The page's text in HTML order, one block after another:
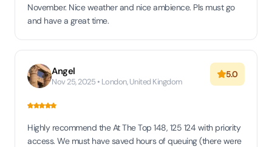
November. Nice weather and nice ambience. Pls must go
and have a great time.
Angel
Nov 25, 2025 • London, United Kingdom
5.0
Highly recommend the At The Top 148, 125 124 with priority
access. We must have saved hours of queuing (there were